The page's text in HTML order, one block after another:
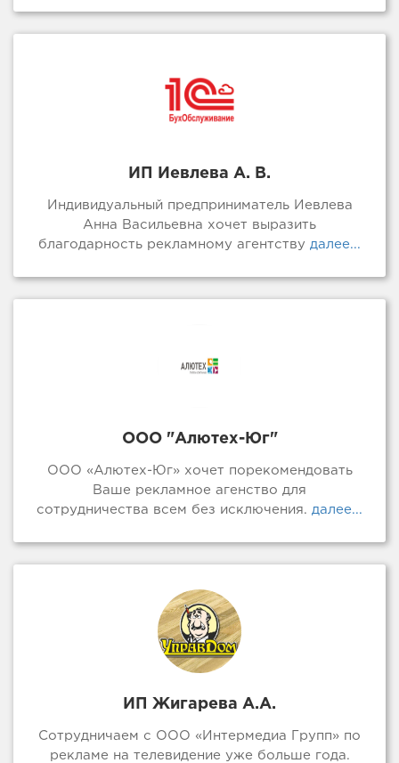
ИП Иевлева А. В.
Индивидуальный предприниматель Иевлева
Анна Васильевна хочет выразить
благодарность рекламному агентству далее...
ООО "Алютех-Юг"
ООО «Алютех-Юг» хочет порекомендовать
Ваше рекламное агенство для
сотрудничества всем без исключения. далее...
ИП Жигарева А.А.
Сотрудничаем с ООО «Интермедиа Групп» по
рекламе на телевидение уже больше года.